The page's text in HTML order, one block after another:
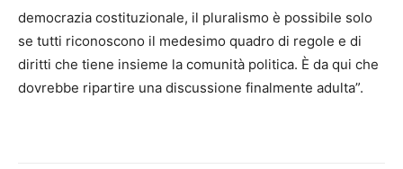
democrazia costituzionale, il pluralismo è possibile solo
se tutti riconoscono il medesimo quadro di regole e di
diritti che tiene insieme la comunità politica. È da qui che
dovrebbe ripartire una discussione finalmente adulta”.